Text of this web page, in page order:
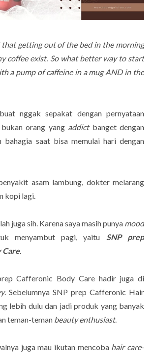
that getting out of the bed in the morning
coffee exist. So what better way to start
a pump of caffeine in a mug AND in the
nggak sepakat dengan pernyataan
orang yang addictbanget dengan
bahagia saat bisa memulai hari dengan
asam lambung, dokter melarang
kopi lagi.
juga sih. Karena saya masih punya mood
menyambut pagi, yaitu SNP prep
Care.
Cafferonic Body Care hadir juga di
. Sebelumnya SNP prep Cafferonic Hair
lebih dulu dan jadi produk yang banyak
teman-teman beauty enthusiast.
juga mau ikutan mencoba hair care-